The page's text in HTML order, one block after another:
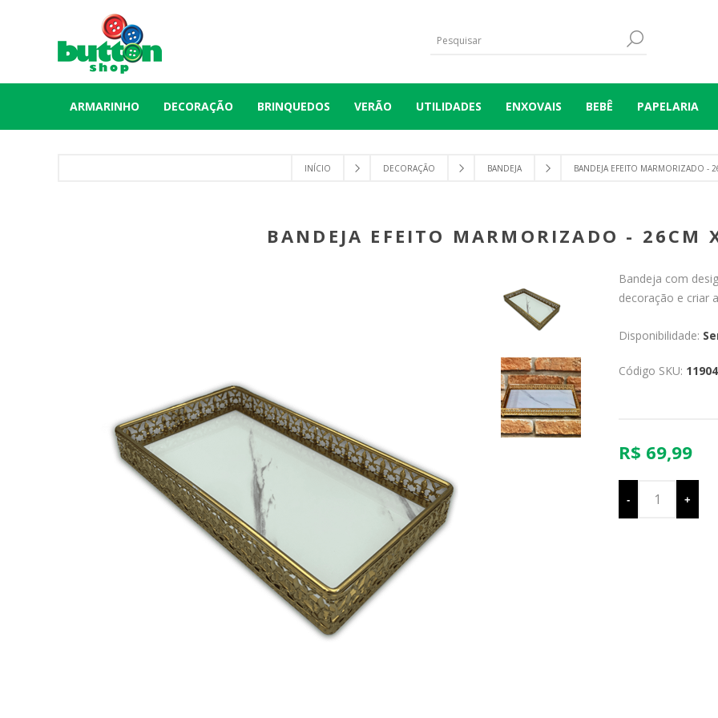
ARMARINHO DECORAÇÃO BRINQUEDOS VERÃO UTILIDADES ENXOVAIS BEBÊ PAPELARIA
INÍCIO DECORAÇÃO BANDEJA BANDEJA EFEITO MARMORIZADO -
BANDEJA EFEITO MARMORIZADO - 26CM
Bandeja com
decoração e criar
Disponibilidade:
Código SKU:
R$ 69,99
- +